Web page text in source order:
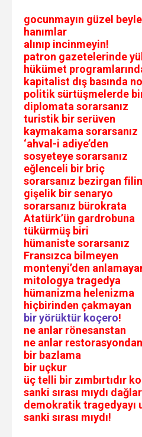
gocunmayın güzel
hanımlar
alınıp incinmeyin!
patron gazetelerinde
hükümet
kapitalist dış basında
politik sürtüşmelerde
diplomata sorarsanız
turistik bir serüven
kaymakama sorarsanız
‘ahval-i adiye’den
sosyeteye sorarsanız
eğlenceli bir briç
sorarsanız bezirgan
gişelik bir senaryo
sorarsanız bürokrata
Atatürk’ün gardrobuna
tükürmüş biri
hümaniste sorarsanız
Fransızca bilmeyen
montenyi’den
mitologya tragedya
hümanizma helenizma
hiçbirinden çakmayan
bir yörüktür koçero!
ne anlar rönesanstan
ne anlar
bir bazlama
bir uçkur
üç telli bir zımbırtıdır
sanki sırası mıydı
demokratik tragedyayı
sanki sırası mıydı!